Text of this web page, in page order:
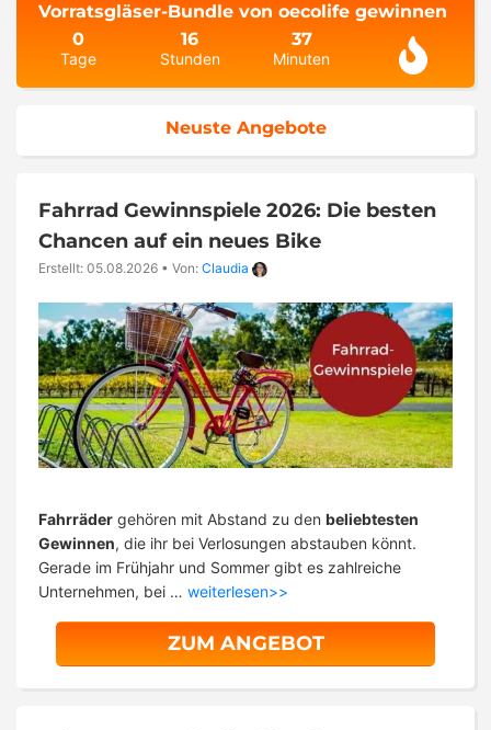
Vorratsgläser-Bundle von oecolife gewinnen
0
Tage
16
Stunden
37
Minuten
Neuste Angebote
Fahrrad Gewinnspiele 2026: Die besten
Chancen auf ein neues Bike
Erstellt: 05.08.2026 • Von: Claudia
Fahrräder gehören mit Abstand zu den beliebtesten
Gewinnen, die ihr bei Verlosungen abstauben könnt.
Gerade im Frühjahr und Sommer gibt es zahlreiche
Unternehmen, bei … weiterlesen>>
ZUM ANGEBOT